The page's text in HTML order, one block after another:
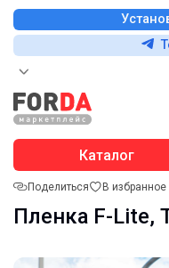
Каталог
Поделиться В избранное
Пленка F-Lite,